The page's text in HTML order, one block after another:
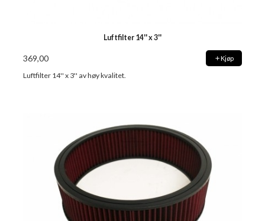
Luftfilter 14'' x 3''
369,00 Kjøp
Luftfilter 14'' x 3'' av høy kvalitet.